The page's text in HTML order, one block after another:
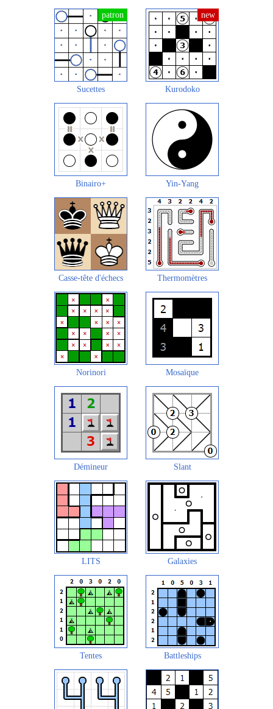
Sucettes Kurodoko
Binairo+ Yin-Yang
Casse-tête d'échecs Thermomètres
Norinori Mosaïque
Démineur Slant
LITS Galaxies
Tentes Battleships